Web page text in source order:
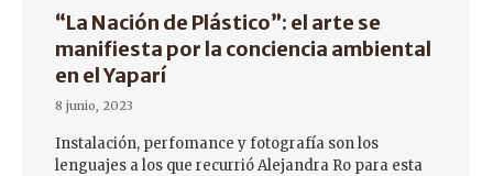
“La Nación de Plástico”: el arte se
manifiesta por la conciencia ambiental
en el Yaparí
8 junio, 2023
Instalación, perfomance y fotografía son los
lenguajes a los que recurrió Alejandra Ro para esta